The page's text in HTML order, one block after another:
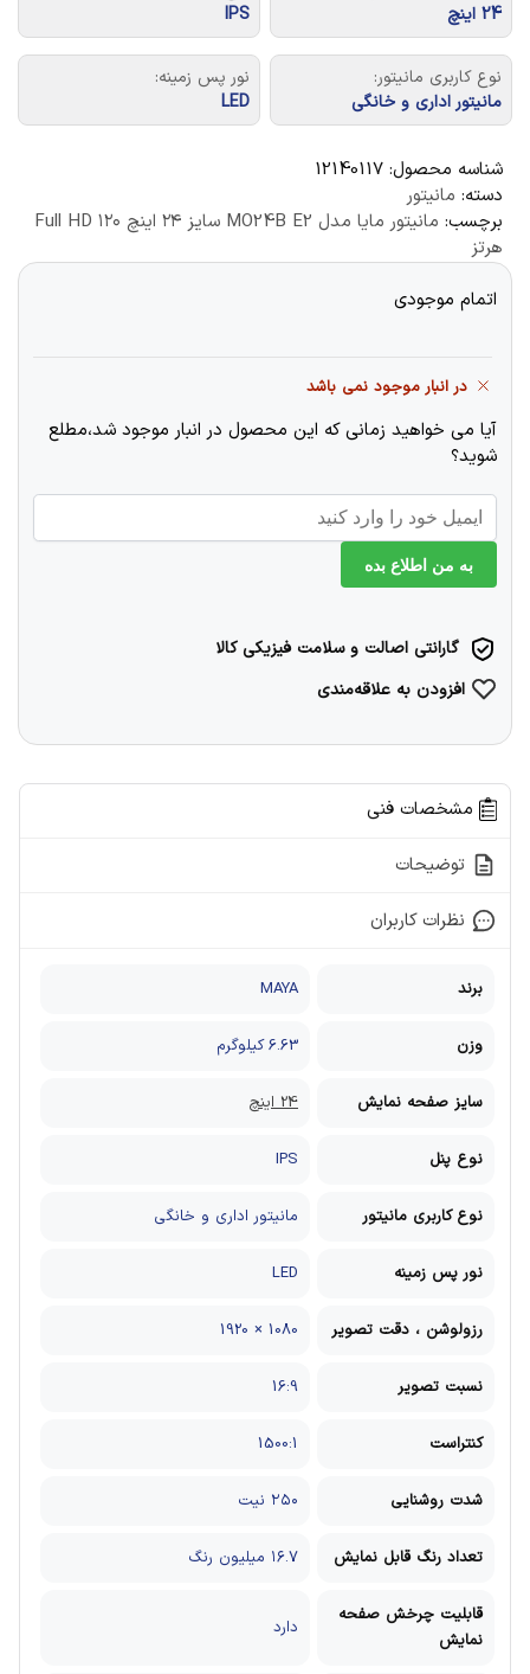
24 اینچ
IPS
نوع کاربری مانیتور:
مانیتور اداری و خانگی
نور پس زمینه:
LED
شناسه محصول: 12140117
دسته: مانیتور
برچسب:
مانیتور مایا مدل MO24B E2 سایز ۲۴ اینچ Full HD ۱۲۰
هرتز
اتمام موجودی
در انبار موجود نمی باشد
آیا می خواهید زمانی که این محصول در انبار موجود شد،مطلع
شوید؟
به من اطلاع بده
گارانتی اصالت و سلامت فیزیکی کالا
افزودن به علاقه‌مندی
مشخصات فنی
توضیحات
نظرات کاربران
برند MAYA
وزن 6.63 کیلوگرم
سایز صفحه نمایش 24 اینچ
نوع پنل IPS
نوع کاربری مانیتور مانیتور اداری و خانگی
نور پس زمینه LED
رزولوشن ، دقت تصویر 1080 × 1920
نسبت تصویر 16:9
کنتراست 1500:1
شدت روشنایی ۲۵۰ نیت
تعداد رنگ قابل نمایش ۱۶.۷ میلیون رنگ
قابلیت چرخش صفحه
نمایش
دارد